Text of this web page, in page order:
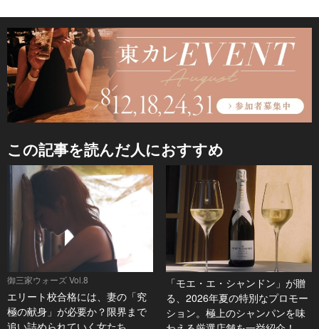
この記事を読んだ人におすすめ
御三家ウォーズ Vol.8
エリート校合格には、妻の「究
極の献身」が必要か？限界まで
「モエ・エ・シャンドン」が贈
る、2026年夏の特別なプロモー
ション。極上のシャンパンを味